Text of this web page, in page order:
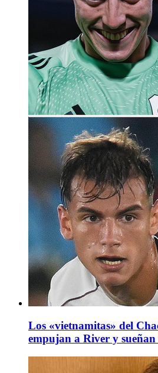
Los «vietnamitas» del
empujan a River y sueñan